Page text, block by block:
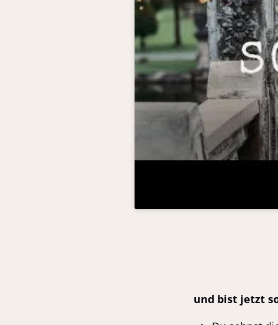
und bist jetzt